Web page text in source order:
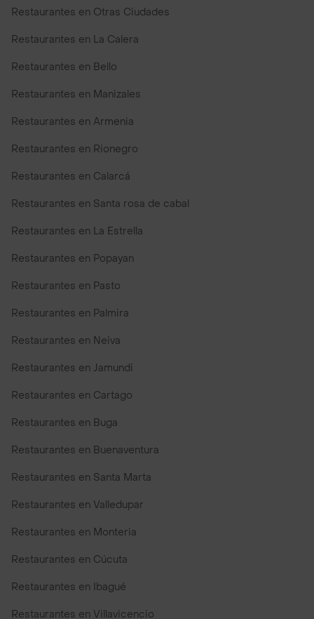
Restaurantes en Otras Ciudades
Restaurantes en La Calera
Restaurantes en Bello
Restaurantes en Manizales
Restaurantes en Armenia
Restaurantes en Rionegro
Restaurantes en Calarcá
Restaurantes en Santa rosa de cabal
Restaurantes en La Estrella
Restaurantes en Popayan
Restaurantes en Pasto
Restaurantes en Palmira
Restaurantes en Neiva
Restaurantes en Jamundi
Restaurantes en Cartago
Restaurantes en Buga
Restaurantes en Buenaventura
Restaurantes en Santa Marta
Restaurantes en Valledupar
Restaurantes en Monteria
Restaurantes en Cúcuta
Restaurantes en Ibagué
Restaurantes en Villavicencio